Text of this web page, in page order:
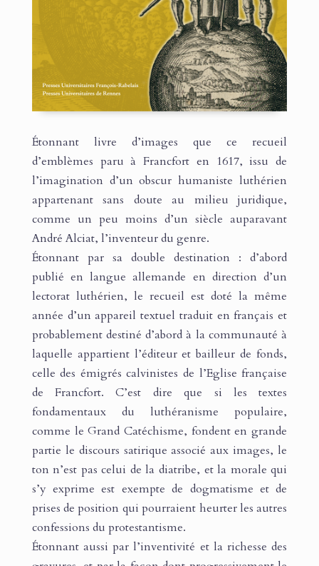
Étonnant livre d’images que ce recueil
d’emblèmes paru à Francfort en 1617, issu de
l’imagination d’un obscur humaniste luthérien
appartenant sans doute au milieu juridique,
comme un peu moins d’un siècle auparavant
André Alciat, l’inventeur du genre.
Étonnant par sa double destination : d’abord
publié en langue allemande en direction d’un
lectorat luthérien, le recueil est doté la même
année d’un appareil textuel traduit en français et
probablement destiné d’abord à la communauté à
laquelle appartient l’éditeur et bailleur de fonds,
celle des émigrés calvinistes de l’Eglise française
de Francfort. C’est dire que si les textes
fondamentaux du luthéranisme populaire,
comme le Grand Catéchisme, fondent en grande
partie le discours satirique associé aux images, le
ton n’est pas celui de la diatribe, et la morale qui
s’y exprime est exempte de dogmatisme et de
prises de position qui pourraient heurter les autres
confessions du protestantisme.
Étonnant aussi par l’inventivité et la richesse des